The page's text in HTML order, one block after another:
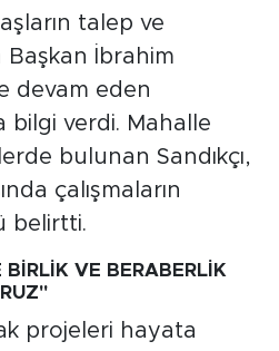
talep ve
İbrahim
devam eden
bilgi verdi. Mahalle
bulunan Sandıkçı,
çalışmaların
belirtti.
BİRLİK VE BERABERLİK
projeleri hayata